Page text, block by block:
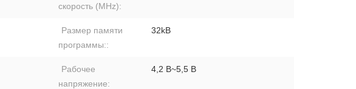
скорость (MHz):
Размер памяти
программы::
32kB
Рабочее
напряжение:
4,2 В~5,5 В